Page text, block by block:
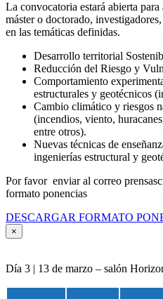
La convocatoria estará abierta
máster o doctorado,
en las temáticas definidas.
Desarrollo territorial
Reducción del Riesgo y
Comportamiento
estructurales y geotécnicos
Cambio climático y riesgos
(incendios, viento,
entre otros).
Nuevas técnicas de
ingenierías estructural y
Por favor enviar al correo
formato ponencias
DESCARGAR FORMATO
×
Día 3 | 13 de marzo – salón